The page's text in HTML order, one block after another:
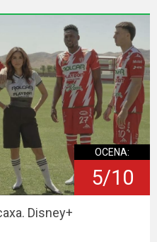
OCENA:
5/10
Disney+